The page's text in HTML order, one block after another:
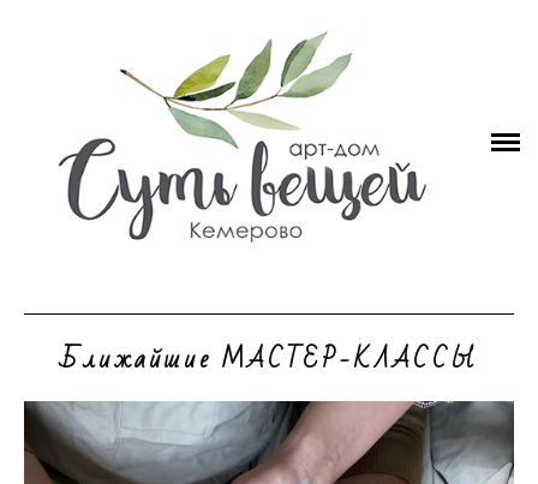
РАСПИСАНИЕ
ГОНЧАРНЫЕ мастер-классы
КАРТИНЫ разные темы
Предметы интерьера на ЗАКАЗ
Ближайшие МАСТЕР-КЛАССЫ